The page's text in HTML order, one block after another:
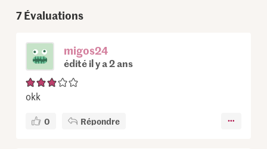
7Évaluations
migos24
édité il y a 2 ans
okk
0 Répondre